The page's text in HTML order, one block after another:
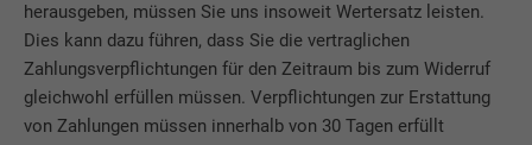
herausgeben, müssen Sie uns insoweit Wertersatz leisten.
Dies kann dazu führen, dass Sie die vertraglichen
Zahlungsverpflichtungen für den Zeitraum bis zum Widerruf
gleichwohl erfüllen müssen. Verpflichtungen zur Erstattung
von Zahlungen müssen innerhalb von 30 Tagen erfüllt